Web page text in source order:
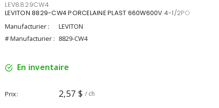
LEV8829CW4
LEVITON 8829-CW4 PORCELAINE PLAST 660W600V 4-1/2PO
Manufacturier :
LEVITON
# Manufacturier : 8829-CW4
En inventaire
Prix 2,57 $ / ch